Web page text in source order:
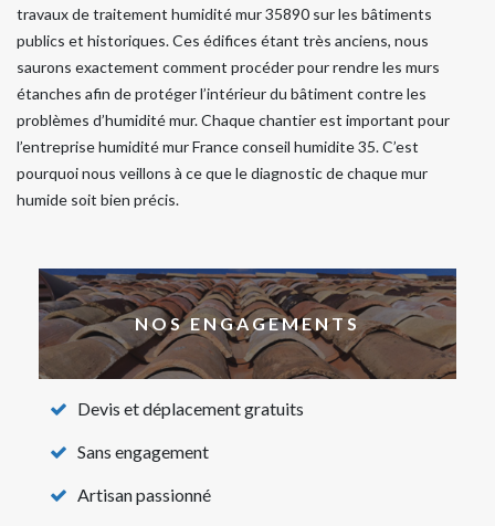
travaux de traitement humidité mur 35890 sur les bâtiments
publics et historiques. Ces édifices étant très anciens, nous
saurons exactement comment procéder pour rendre les murs
étanches afin de protéger l’intérieur du bâtiment contre les
problèmes d’humidité mur. Chaque chantier est important pour
l’entreprise humidité mur France conseil humidite 35. C’est
pourquoi nous veillons à ce que le diagnostic de chaque mur
humide soit bien précis.
NOS ENGAGEMENTS
Devis et déplacement gratuits
Sans engagement
Artisan passionné